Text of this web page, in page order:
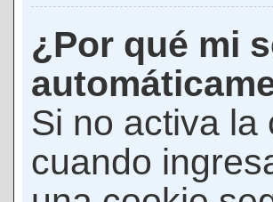
¿Por qué mi
Si no activa la
cuando